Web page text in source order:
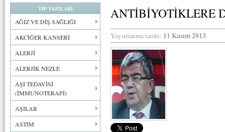
TIP YAZILARI
AĞIZ VE DİŞ SAĞLIĞI
AKCİĞER KANSERİ
ALERJİ
ALERJİK NEZLE
AŞI TEDAVİSİ
(İMMUNOTERAPİ)
AŞILAR
ASTIM
ANTİBİYOTİKLERE
Yayınlanma tarihi: 11 Kasım 2013